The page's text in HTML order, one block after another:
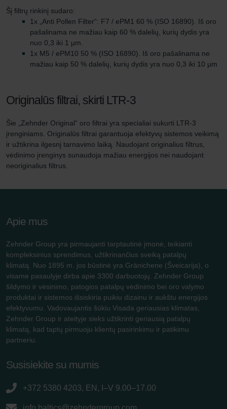
Šį filtrų rinkinį sudaro:
1x „Anti Pollen Filter“: F7 / ePM1 60 % (ISO 16890). Iš oro
pašalinama ne mažiau kaip 60 % dalelių, kurių dydis yra
nuo 0,3 iki 1 µm.
1x M5 / ePM10 50 % (ISO 16890). Iš oro pašalinama ne
mažiau kaip 50 % dalelių, kurių dydis yra nuo 0,3 iki 10 µm
Originalūs filtrai, skirti LTR-3
Šie „Zehnder Original“ oro filtrai yra specialiai sukurti LTR-3
įrenginiams. Originalūs filtrai garantuoja efektyvų sistemos veikimą
ir užtikrina ilgesnį tarnavimo laiką. Naudojant originalius filtrus,
vėdinimo įrenginys sunaudoja mažiau energijos nei naudojant
neoriginalius filtrus.
Apie mus
Zehnder Group yra pirmaujanti tarptautinė įmonė, teikianti
kompleksinius sprendimus, užtikrinančius sveiką patalpų
klimatą. Nuo 1895 m. jos būstinė yra Gränichene (Šveicarija), o
visame pasaulyje dirba apie 3300 darbuotojų. Zehnder Group
šildymo ir vėsinimo, patogios patalpų vėdinimo bei oro valymo
produktai ir sistemos išsiskiria puikiu dizainu ir aukštu energijos
efektyvumu. Vadovaujantis šūkiu Visada geriausias klimatas,
Zehnder Group ir ateityje sieks užtikrinti geriausią patalpų
klimatą, kad taptų pirmuoju klientų pasirinkimu ir patikimu
partneriu.
Susisiekite su mumis
+372 5380 4203, EN, I–V 9.00–17.00